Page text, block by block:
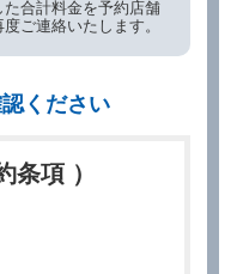
合計料金を予約店舗
ご連絡いたします。
ください
条項 ）